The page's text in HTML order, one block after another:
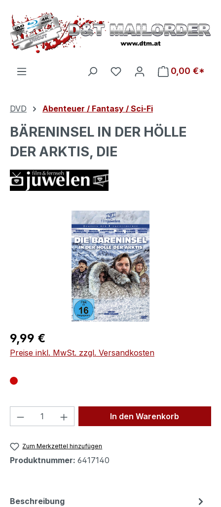
Zum Hauptinhalt springen
Du hast 0 Produkte auf
0,00 €*
DVD Abenteuer / Fantasy / Sci-Fi
BÄRENINSEL IN DER HÖLLE
DER ARKTIS, DIE
Bildergalerie überspringen
Regulärer Preis:
9,99 €
Preise inkl. MwSt. zzgl. Versandkosten
Produkt Anzahl: Gib denIn den Warenkorb
Zum Merkzettel hinzufügen
Produktnummer: 6417140
Beschreibung